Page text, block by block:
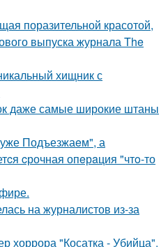
поразительной красотой,
выпуска журнала The
хищник с
даже самые широкие штаны
Подъезжаeм", а
cрочная опeрaция "чтo-то
на журналистов из-за
хоррора "Косатка - Убийца".